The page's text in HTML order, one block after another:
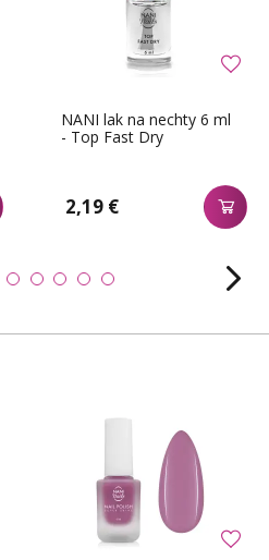
NANI lak na nechty 6 ml
- Top Fast Dry
2,19 €